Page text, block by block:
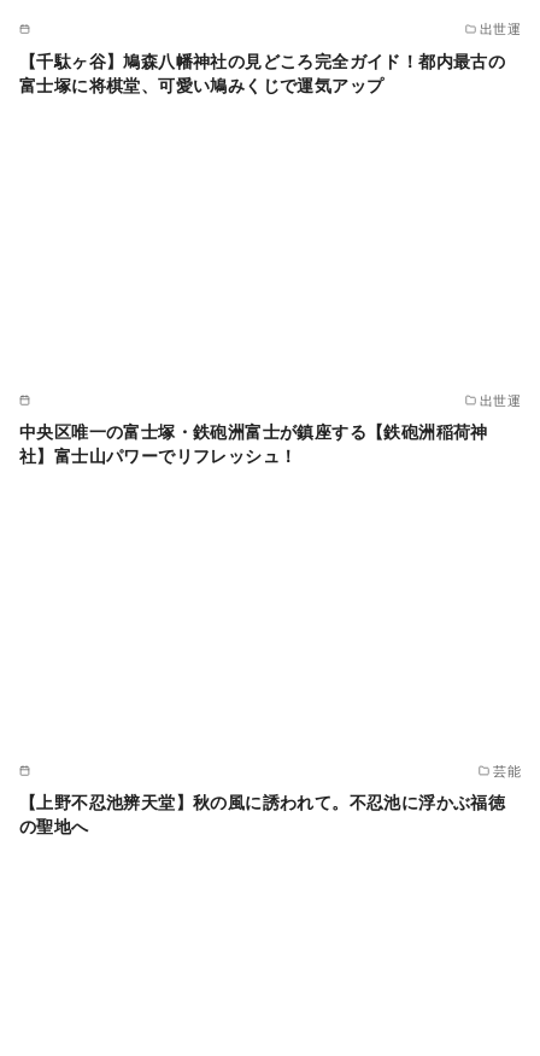
出世運
【千駄ヶ谷】鳩森八幡神社の見どころ完全ガイド！都内最古の
富士塚に将棋堂、可愛い鳩みくじで運気アップ
出世運
中央区唯一の富士塚・鉄砲洲富士が鎮座する【鉄砲洲稲荷神
社】富士山パワーでリフレッシュ！
芸能
【上野不忍池辨天堂】秋の風に誘われて。不忍池に浮かぶ福徳
の聖地へ